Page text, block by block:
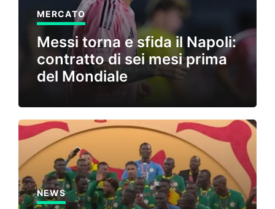
MERCATO
Messi torna e sfida il Napoli:
contratto di sei mesi prima
del Mondiale
NEWS